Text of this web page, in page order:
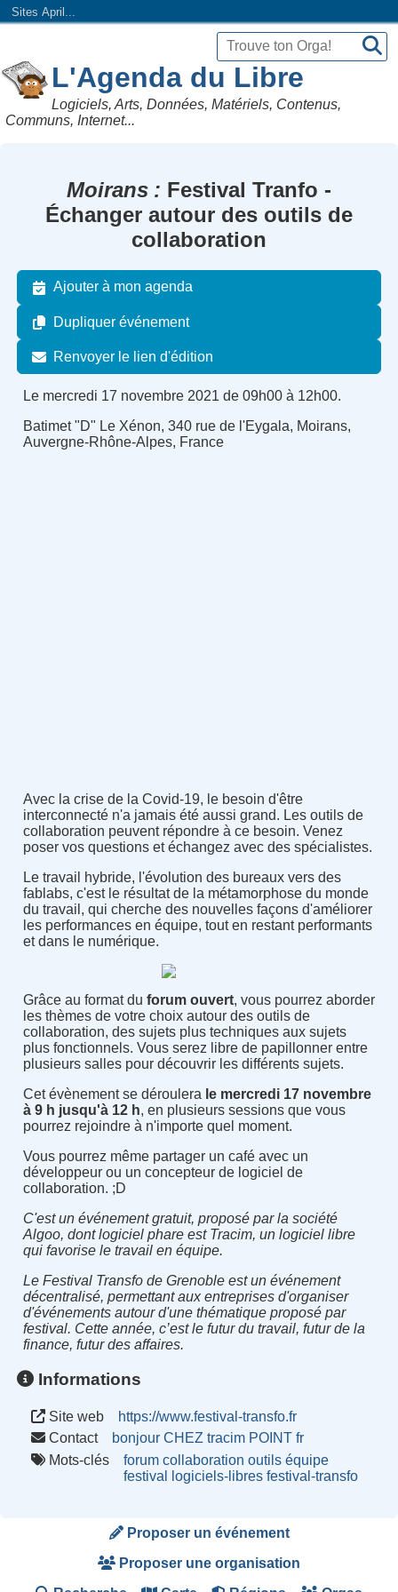
Sites April...
L'Agenda du Libre
Logiciels, Arts, Données, Matériels, Contenus,
Communs, Internet...
Moirans
Festival Tranfo -
Échanger autour des outils de
collaboration
Ajouter à mon agenda
Dupliquer événement
Renvoyer le lien d'édition
Le mercredi 17 novembre 2021 de 09h00 à 12h00.
Batimet "D" Le Xénon, 340 rue de l'Eygala, Moirans,
Auvergne-Rhône-Alpes, France
Avec la crise de la Covid-19, le besoin d'être
interconnecté n'a jamais été aussi grand. Les outils de
collaboration peuvent répondre à ce besoin. Venez
poser vos questions et échangez avec des spécialistes.
Le travail hybride, l'évolution des bureaux vers des
fablabs, c'est le résultat de la métamorphose du monde
du travail, qui cherche des nouvelles façons d'améliorer
les performances en équipe, tout en restant performants
et dans le numérique.
Grâce au format du forum ouvert, vous pourrez aborder
les thèmes de votre choix autour des outils de
collaboration, des sujets plus techniques aux sujets
plus fonctionnels. Vous serez libre de papillonner entre
plusieurs salles pour découvrir les différents sujets.
Cet évènement se déroulera le mercredi 17 novembre
à 9 h jusqu'à 12 h, en plusieurs sessions que vous
pourrez rejoindre à n'importe quel moment.
Vous pourrez même partager un café avec un
développeur ou un concepteur de logiciel de
collaboration. ;D
C'est un événement gratuit, proposé par la société
Algoo, dont logiciel phare est Tracim, un logiciel libre
qui favorise le travail en équipe.
Le Festival Transfo de Grenoble est un événement
décentralisé, permettant aux entreprises d'organiser
d'événements autour d'une thématique proposé par
festival. Cette année, c’est le futur du travail, futur de la
finance, futur des affaires.
Informations
Site web
https://www.festival-transfo.fr
Contact
bonjour CHEZ tracim POINT fr
Mots-clés
forum collaboration outils équipe
festival
logiciels-libres festival-transfo
Proposer un événement
Proposer une organisation